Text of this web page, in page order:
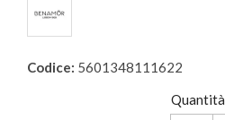
Codice: 5601348111622
Quantità